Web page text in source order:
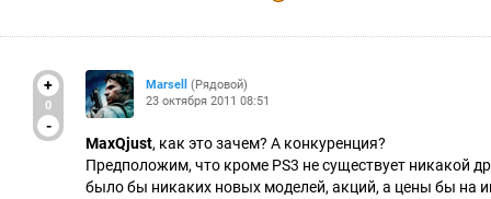
+
0
-
Marsell
(Рядовой)
23 октября 2011 08:51
MaxQjust, как это зачем? А конкуренция?
Предположим, что кроме PS3 не существует никакой
было бы никаких новых моделей, акций, а цены бы на